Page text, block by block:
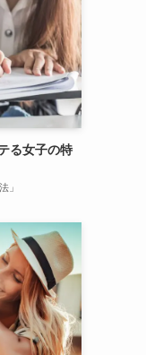
る女子の特
」